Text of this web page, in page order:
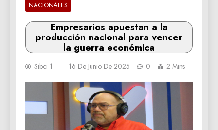
NACIONALES
Empresarios apuestan a la
producción nacional para vencer
la guerra económica
Sibci 1 16 De Junio De 2025 0 2 Mins